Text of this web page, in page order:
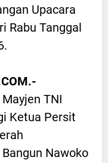
Upacara
Rabu Tanggal
TNI
Ketua Persit
Nawoko